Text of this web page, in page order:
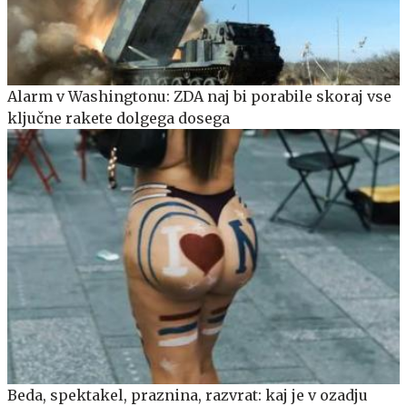
Alarm v Washingtonu: ZDA naj bi porabile skoraj vse
ključne rakete dolgega dosega
Beda, spektakel, praznina, razvrat: kaj je v ozadju